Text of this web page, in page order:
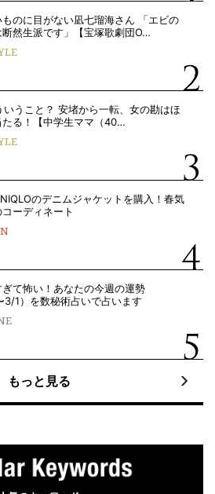
ものに目がない凪七瑠海さん 「エビの
断然生派です」【宝塚歌劇団O…
いうこと？ 安堵から一転、女の勘はほ
たる！【中学生ママ（40…
のデニムジャケットを購入！春気
ーディネート
ぎて怖い！あなたの今週の運勢
3/1）を数秘術占いで占います
もっと見る